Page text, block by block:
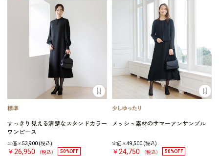
すっきり見える清楚なスタンドカラー
ワンピース
定価￥53,900(税込)
￥26,950 （税込） 50%OFF
メッシュ素材のサマーアンサンブル
定価￥49,500(税込)
￥24,750 （税込） 50%OFF